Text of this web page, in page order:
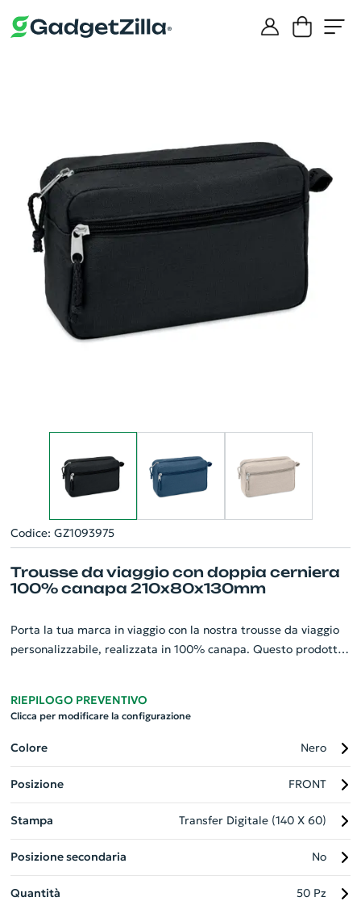
Codice: GZ1093975
Trousse da viaggio con doppia cerniera
100% canapa 210x80x130mm
Porta la tua marca in viaggio con la nostra trousse da viaggio
personalizzabile, realizzata in 100% canapa. Questo prodotto
sicurezza, le sue dimensioni di 210 x 80 x 130 mm la rendono
particolarmente adatta come gadget aziendale, rendendola
una pubblicità duratura per la tua impresa.
RIEPILOGO PREVENTIVO
Clicca per modificare la configurazione
Colore Nero
Posizione FRONT
Stampa Transfer Digitale (140 X 60)
Posizione secondaria No
Quantità 50 Pz